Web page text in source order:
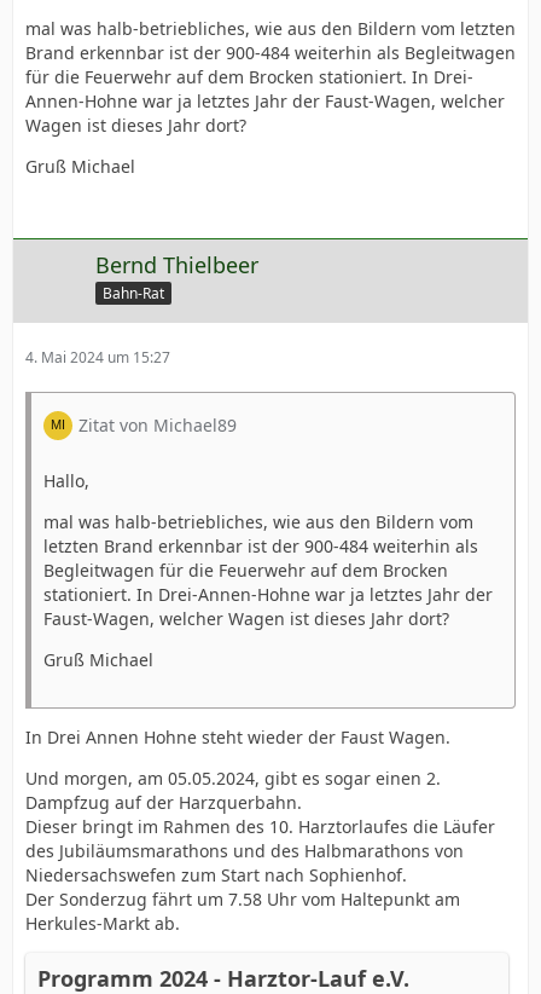
mal was halb-betriebliches, wie aus den Bildern vom letzten
Brand erkennbar ist der 900-484 weiterhin als Begleitwagen
für die Feuerwehr auf dem Brocken stationiert. In Drei-
Annen-Hohne war ja letztes Jahr der Faust-Wagen, welcher
Wagen ist dieses Jahr dort?
Gruß Michael
Bernd Thielbeer
Bahn-Rat
4. Mai 2024 um 15:27
Zitat von Michael89
Hallo,
mal was halb-betriebliches, wie aus den Bildern vom
letzten Brand erkennbar ist der 900-484 weiterhin als
Begleitwagen für die Feuerwehr auf dem Brocken
stationiert. In Drei-Annen-Hohne war ja letztes Jahr der
Faust-Wagen, welcher Wagen ist dieses Jahr dort?
Gruß Michael
In Drei Annen Hohne steht wieder der Faust Wagen.
Und morgen, am 05.05.2024, gibt es sogar einen 2.
Dampfzug auf der Harzquerbahn.
Dieser bringt im Rahmen des 10. Harztorlaufes die Läufer
des Jubiläumsmarathons und des Halbmarathons von
Niedersachswefen zum Start nach Sophienhof.
Der Sonderzug fährt um 7.58 Uhr vom Haltepunkt am
Herkules-Markt ab.
Programm 2024 - Harztor-Lauf e.V.